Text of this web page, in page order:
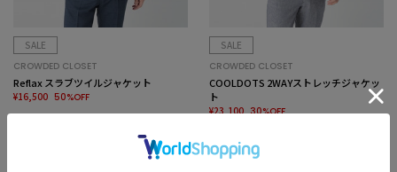
SALE
CROWDED CLOSET
Reflax スラブツイルジャケット
¥16,500 50%OFF
SALE
CROWDED CLOSET
COOLDOTS 2WAYストレッチジャケッ
ト
¥23,100 30%OFF